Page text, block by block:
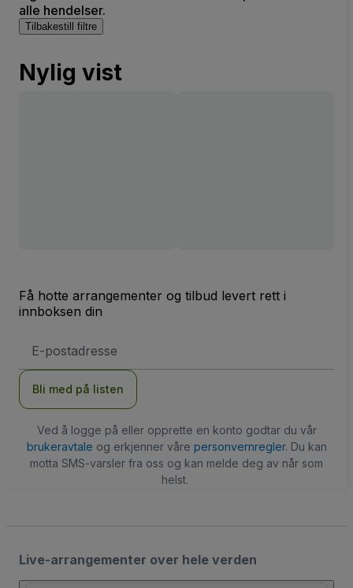
alle hendelser.
Tilbakestill filtre
Nylig vist
Få hotte arrangementer og tilbud levert rett i
innboksen din
postadresse
Bli med på listen
Ved å logge på eller opprette en konto godtar du vår
brukeravtale og erkjenner våre personvernregler. Du kan
motta SMS-varsler fra oss og kan melde deg av når som
helst.
Live-arrangementer over hele verden